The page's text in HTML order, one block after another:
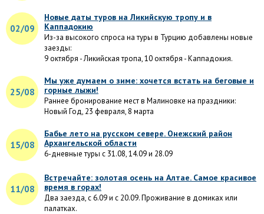
02/09
Новые даты туров на Ликийскую тропу и в
Каппадокию
Из-за высокого спроса на туры в Турцию добавлены новые
заезды:
9 октября - Ликийская тропа, 10 октября - Каппадокия.
25/08
Мы уже думаем о зиме: хочется встать на беговые и
горные лыжи!
Раннее бронирование мест в Малиновке на праздники:
Новый Год, 23 февраля, 8 марта
15/08
Бабье лето на русском севере. Онежский район
Архангельской области
6-дневные туры с 31.08, 14.09 и 28.09
11/08
Встречайте: золотая осень на Алтае. Самое красивое
время в горах!
Два заезда, с 6.09 и с 20.09. Проживание в домиках или
палатках.